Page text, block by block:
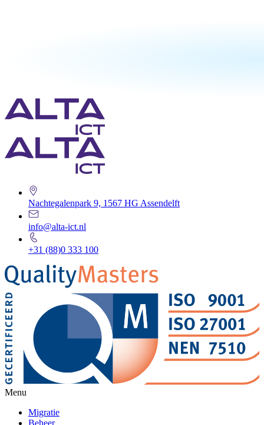
Nachtegalenpark 9, 1567 HG Assendelft
info@alta-ict.nl
+31 (88)0 333 100
Menu
Migratie